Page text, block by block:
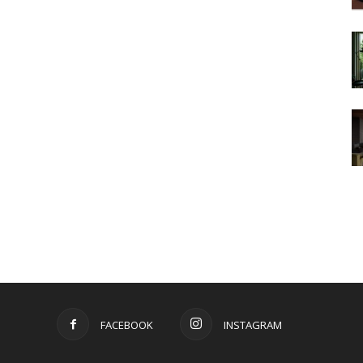
FACEBOOK INSTAGRAM